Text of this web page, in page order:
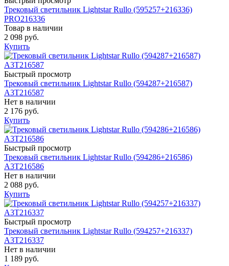
Трековый светильник Lightstar Rullo (595257+216336)
PRO216336
Товар в наличии
2 098 руб.
Купить
Быстрый просмотр
Трековый светильник Lightstar Rullo (594287+216587)
A3T216587
Нет в наличии
2 176 руб.
Купить
Быстрый просмотр
Трековый светильник Lightstar Rullo (594286+216586)
A3T216586
Нет в наличии
2 088 руб.
Купить
Быстрый просмотр
Трековый светильник Lightstar Rullo (594257+216337)
A3T216337
Нет в наличии
1 189 руб.